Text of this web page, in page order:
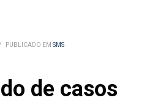
PUBLICADO EM SMS
de casos